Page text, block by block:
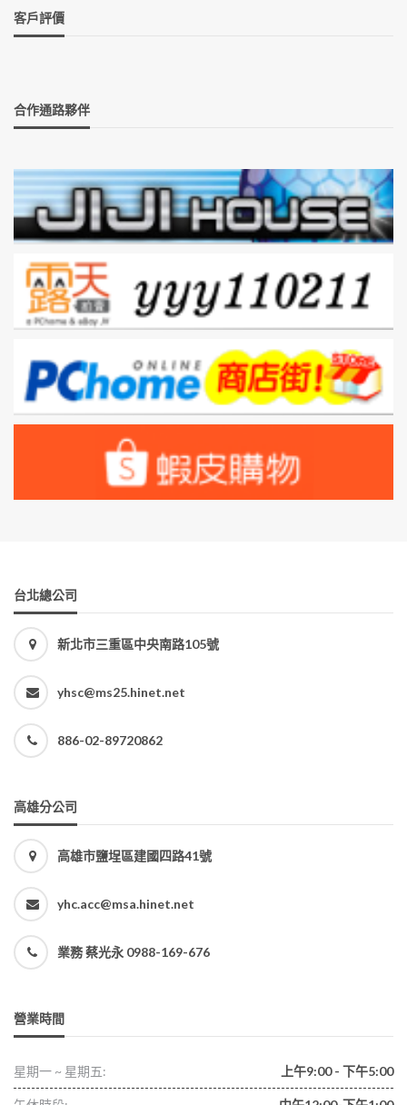
客戶評價
合作通路夥伴
台北總公司
新北市三重區中央南路105號
yhsc@ms25.hinet.net
886-02-89720862
高雄分公司
高雄市鹽埕區建國四路41號
yhc.acc@msa.hinet.net
業務 蔡光永 0988-169-676
營業時間
星期一 ~ 星期五: 上午9:00 - 下午5:00